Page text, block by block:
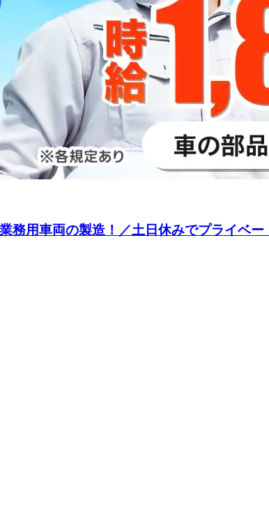
務用車両の製造！／土日休みでプライベ